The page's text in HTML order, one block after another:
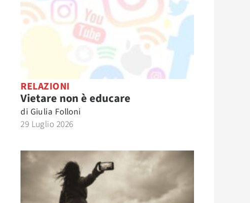
RELAZIONI
Vietare non è educare
di Giulia Folloni
29 Luglio 2026